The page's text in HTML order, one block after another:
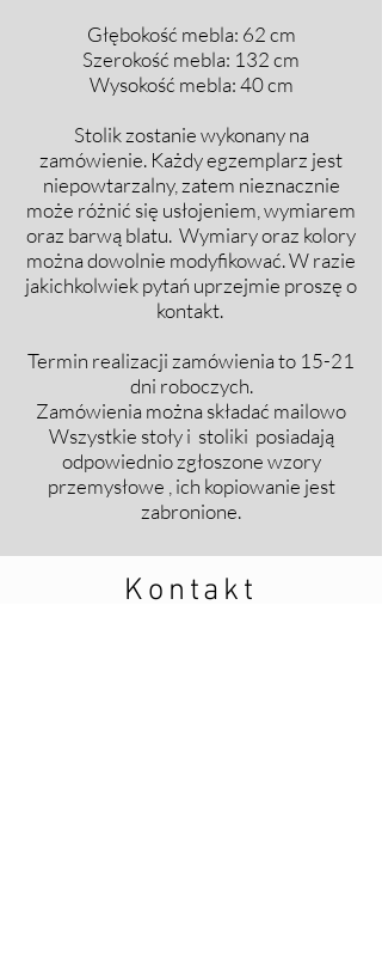
Głębokość mebla: 62 cm
Szerokość mebla: 132 cm
Wysokość mebla: 40 cm
Stolik zostanie wykonany na
zamówienie. Każdy egzemplarz jest
niepowtarzalny, zatem nieznacznie
może różnić się usłojeniem, wymiarem
oraz barwą blatu. Wymiary oraz kolory
można dowolnie modyfikować. W razie
jakichkolwiek pytań uprzejmie proszę o
kontakt.
Termin realizacji zamówienia to 15-21
dni roboczych.
Zamówienia można składać mailowo
​Wszystkie stoły i stoliki posiadają
odpowiednio zgłoszone wzory
przemysłowe , ich kopiowanie jest
zabronione.
Kontakt